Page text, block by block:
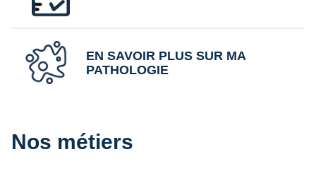
EN SAVOIR PLUS SUR MA
PATHOLOGIE
Nos métiers